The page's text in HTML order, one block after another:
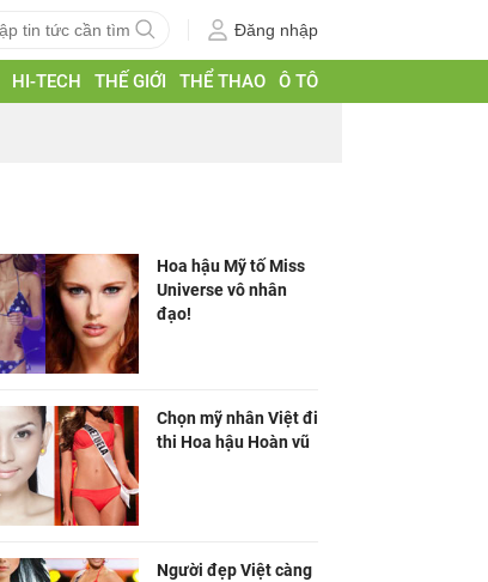
Đăng nhập
HI-TECH THẾ GIỚI THỂ THAO Ô TÔ
Hoa hậu Mỹ tố Miss
Universe vô nhân
đạo!
Chọn mỹ nhân Việt đi
thi Hoa hậu Hoàn vũ
Người đẹp Việt càng